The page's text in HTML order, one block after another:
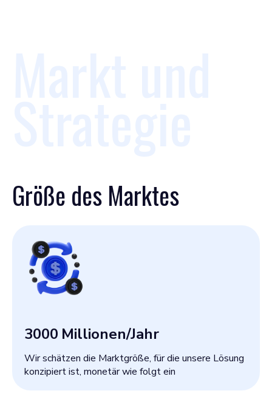
Größe des Marktes
3000 Millionen/Jahr
Wir schätzen die Marktgröße, für die unsere Lösung
konzipiert ist, monetär wie folgt ein